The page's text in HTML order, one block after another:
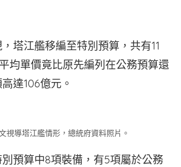
塔江艦移編至特別預算，共有11
均單價竟比原先編列在公務預算還
達106億元。
視導塔江艦情形，總統府資料照片。
預算中8項裝備，有5項屬於公務